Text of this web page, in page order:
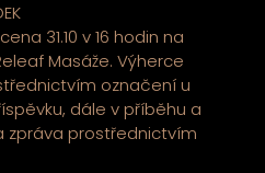
31.10 v 16 hodin na
Masáže. Výherce
označení u
dále v příběhu a
zpráva prostřednictvím